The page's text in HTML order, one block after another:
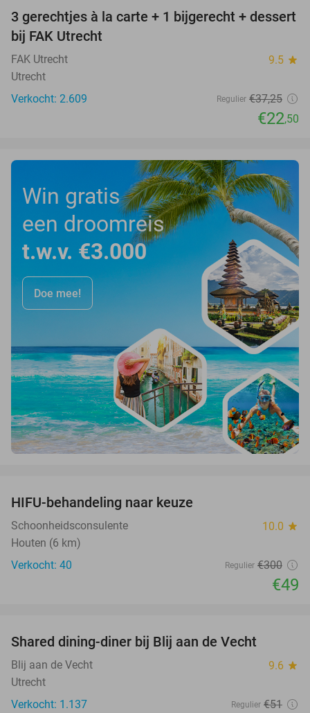
40%
3 gerechtjes à la carte + 1 bijgerecht + dessert
bij FAK Utrecht
FAK Utrecht 9.5 star
Utrecht
Verkocht: 2.609
Regulier €37,25
€22,50
Win gratis
een droomreis
t.w.v. €3.000
Doe mee!
HIFU-behandeling naar keuze
Schoonheidsconsulente 10.0 star
Houten (6 km)
Verkocht: 40
Regulier €300
€49
Shared dining-diner bij Blij aan de Vecht
Blij aan de Vecht 9.6 star
Utrecht
Verkocht: 1.137
Regulier €51